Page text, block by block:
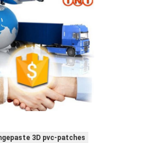
3D pvc-patches